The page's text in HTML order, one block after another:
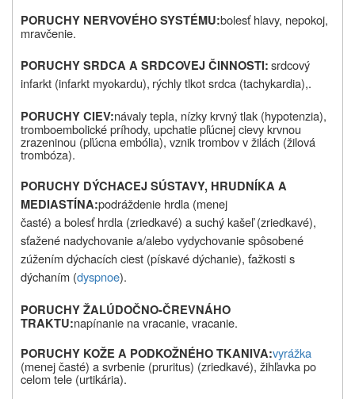
PORUCHY NERVOVÉHO SYSTÉMU:bolesť hlavy, nepokoj,
mravčenie.
PORUCHY SRDCA A SRDCOVEJ ČINNOSTI:srdcový
infarkt (infarkt myokardu), rýchly tlkot srdca (tachykardia),.
PORUCHY CIEV:návaly tepla, nízky krvný tlak (hypotenzia),
tromboembolické príhody, upchatie pľúcnej cievy krvnou
zrazeninou (pľúcna embólia), vznik trombov v žilách (žilová
trombóza).
PORUCHY DÝCHACEJ SÚSTAVY, HRUDNÍKA A
MEDIASTÍNA:podráždenie hrdla (menej
časté) a bolesť hrdla (zriedkavé) a suchý kašeľ (zriedkavé),
sťažené nadychovanie a/alebo vydychovanie spôsobené
zúžením dýchacích ciest (pískavé dýchanie), ťažkosti s
dýchaním (dyspnoe).
PORUCHY ŽALÚDOČNO-ČREVNÁHO
TRAKTU:napínanie na vracanie, vracanie.
PORUCHY KOŽE A PODKOŽNÉHO TKANIVA:vyrážka
(menej časté) a svrbenie (pruritus) (zriedkavé), žihľavka po
celom tele (urtikária).